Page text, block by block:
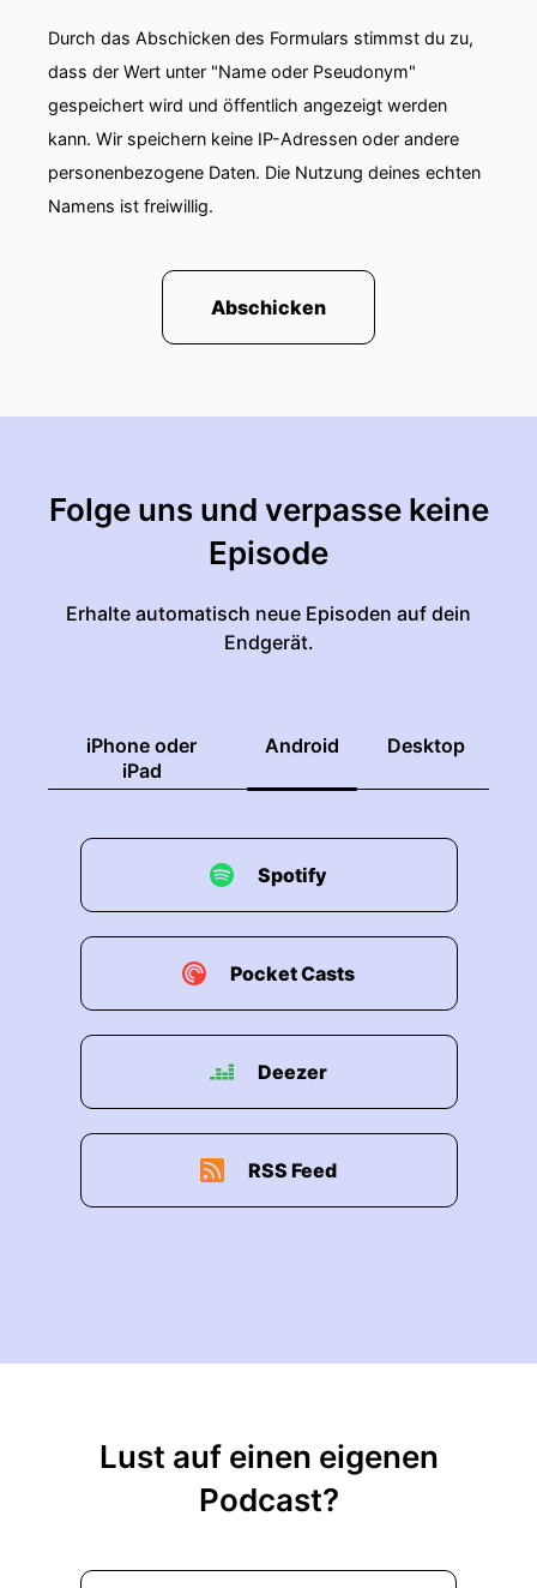
Durch das Abschicken des Formulars stimmst du zu,
dass der Wert unter "Name oder Pseudonym"
gespeichert wird und öffentlich angezeigt werden
kann. Wir speichern keine IP-Adressen oder andere
personenbezogene Daten. Die Nutzung deines echten
Namens ist freiwillig.
Abschicken
Folge uns und verpasse keine
Episode
Erhalte automatisch neue Episoden auf dein
Endgerät.
iPhone oder
iPad
Android Desktop
Spotify
Pocket Casts
Deezer
RSS Feed
Lust auf einen eigenen
Podcast?